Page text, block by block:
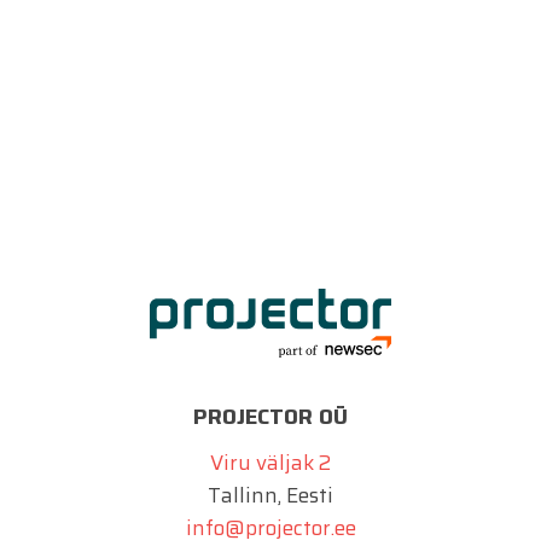
PROJECTOR OÜ
Viru väljak 2
Tallinn, Eesti
info@projector.ee